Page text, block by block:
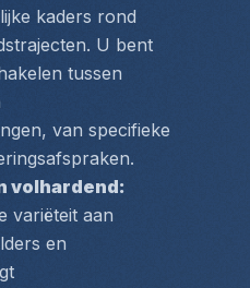
kaders rond
U bent
tussen
van specifieke
volhardend:
variëteit aan
en